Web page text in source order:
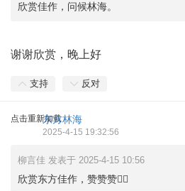
欣赏佳作，问候林海。
谢谢欣赏，晚上好
支持 反对
点击重新加载东方林海
2025-4-15 19:32:56
柳言佳 发表于 2025-4-15 10:56
欣赏东方佳作，赞赞赞👍🏻